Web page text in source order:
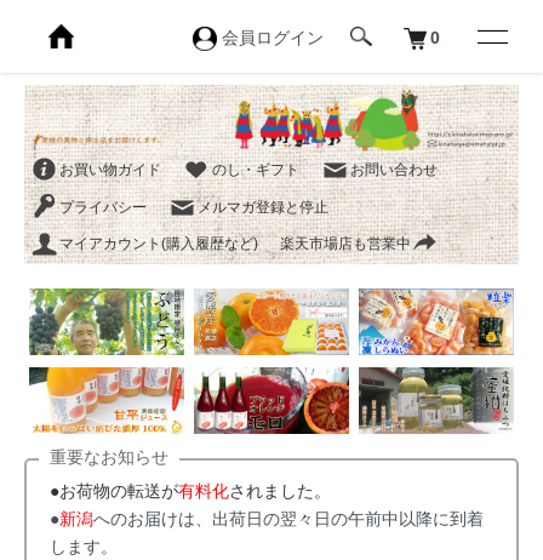
会員ログイン 0
お買い物ガイド のし・ギフト お問い合わせ
プライバシー メルマガ登録と停止
マイアカウント(購入履歴など) 楽天市場店も営業中
重要なお知らせ
●お荷物の転送が有料化されました。
●新潟へのお届けは、出荷日の翌々日の午前中以降に到着
します。